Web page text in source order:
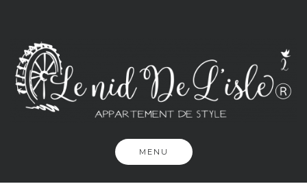
MENU